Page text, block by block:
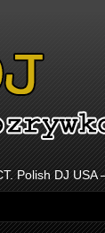
Polish DJ